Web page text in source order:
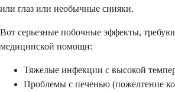
или глаз или необычные синяки.
Вот серьезные побочные эффекты,
медицинской помощи:
Тяжелые инфекции с высокой
Проблемы с печенью (пожелтение